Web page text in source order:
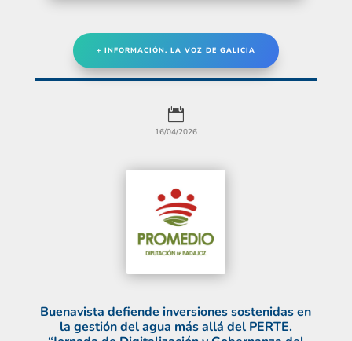
+ INFORMACIÓN. LA VOZ DE GALICIA

16/04/2026
Buenavista defiende inversiones sostenidas en
la gestión del agua más allá del PERTE.